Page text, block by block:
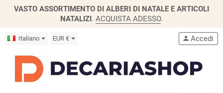
VASTO ASSORTIMENTO DI ALBERI DI NATALE E ARTICOLI
NATALIZI. ACQUISTA ADESSO.
Italiano EUR € person Accedi